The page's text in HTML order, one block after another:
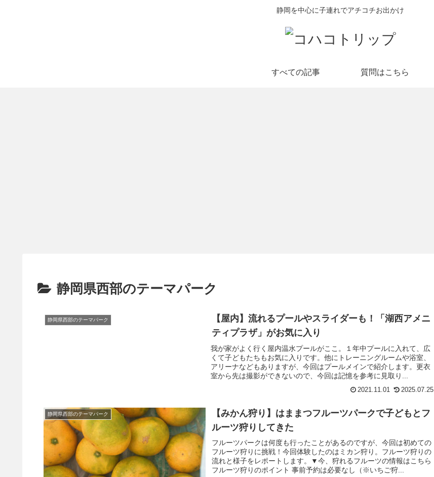
静岡を中心に子連れでアチコチお出かけ
すべての記事 質問はこちら
静岡県西部のテーマパーク
静岡県西部のテーマパーク
【屋内】流れるプールやスライダーも！「湖西アメニ
ティプラザ」がお気に入り
我が家がよく行く屋内温水プールがここ。１年中プールに入れて、広
くて子どもたちもお気に入りです。他にトレーニングルームや浴室、
アリーナなどもありますが、今回はプールメインで紹介します。更衣
室から先は撮影ができないので、今回は記憶を参考に見取り...
2021.11.01 2025.07.25
静岡県西部のテーマパーク
【みかん狩り】はままつフルーツパークで子どもとフ
ルーツ狩りしてきた
フルーツパークは何度も行ったことがあるのですが、今回は初めての
フルーツ狩りに挑戦！今回体験したのはミカン狩り。フルーツ狩りの
流れと様子をレポートします。▼今、狩れるフルーツの情報はこちら
フルーツ狩りのポイント 事前予約は必要なし（※いちご狩...